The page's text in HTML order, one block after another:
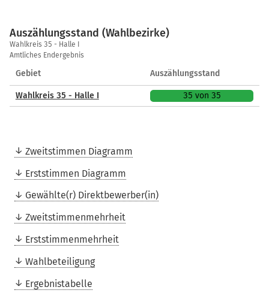
Auszählungsstand (Wahlbezirke)
Auszählungsstand
(Wahlbezirke)
Wahlkreis 35 - Halle I
Amtliches Endergebnis
Gebiet Auszählungsstand
Wahlkreis 35 - Halle I 35 von 35
Zweitstimmen Diagramm
Erststimmen Diagramm
Gewählte(r) Direktbewerber(in)
Zweitstimmenmehrheit
Erststimmenmehrheit
Wahlbeteiligung
Ergebnistabelle